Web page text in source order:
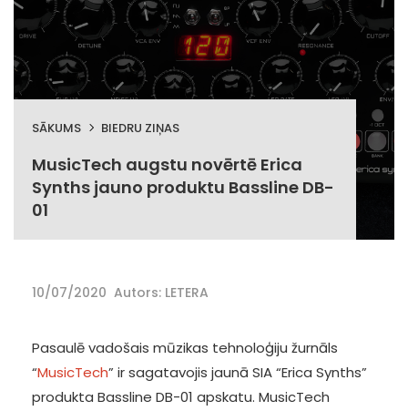
SĀKUMS BIEDRU ZIŅAS
MusicTech augstu novērtē Erica
Synths jauno produktu Bassline DB-
01
10/07/2020 Autors: LETERA
Pasaulē vadošais mūzikas tehnoloģiju žurnāls
“MusicTech” ir sagatavojis jaunā SIA “Erica Synths”
produkta Bassline DB-01 apskatu. MusicTech